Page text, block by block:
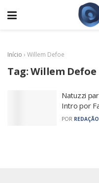
Início › Willem Defoe
Tag:Willem Defoe
Natuzzi
Intro por
POR REDAÇÃO